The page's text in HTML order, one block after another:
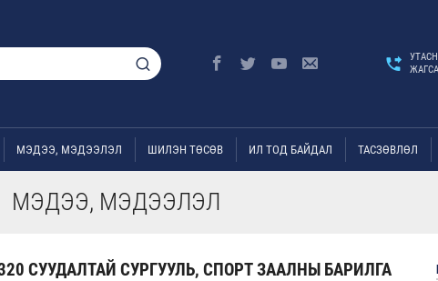
МЭДЭЭ, МЭДЭЭЛЭЛ ШИЛЭН ТӨСӨВ ИЛ ТОД БАЙДАЛ ТАСЗӨВЛӨЛ
МЭДЭЭ, МЭДЭЭЛЭЛ
СУУДАЛТАЙ СУРГУУЛЬ, СПОРТ ЗААЛНЫ БАРИЛГА